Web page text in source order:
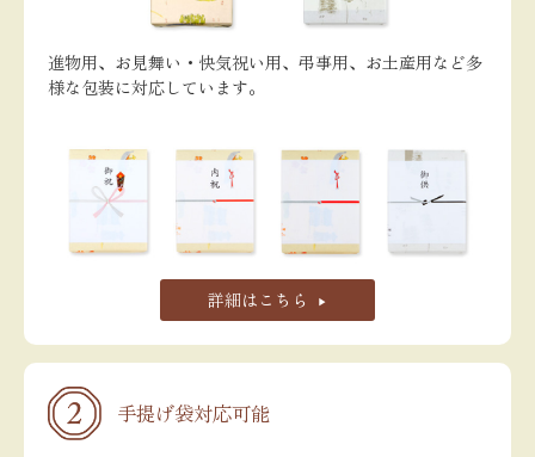
進物用、お見舞い・快気祝い用、弔事用、お土産用など多
様な包装に対応しています。
詳細はこちら
手提げ袋対応可能